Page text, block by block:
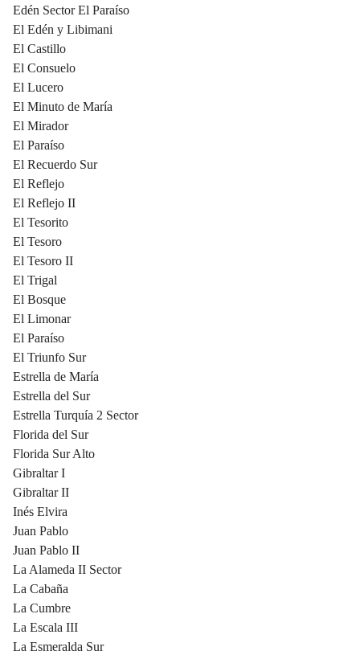
Edén Sector El Paraíso
El Edén y Libimani
El Castillo
El Consuelo
El Lucero
El Minuto de María
El Mirador
El Paraíso
El Recuerdo Sur
El Reflejo
El Reflejo II
El Tesorito
El Tesoro
El Tesoro II
El Trigal
El Bosque
El Limonar
El Paraíso
El Triunfo Sur
Estrella de María
Estrella del Sur
Estrella Turquía 2 Sector
Florida del Sur
Florida Sur Alto
Gibraltar I
Gibraltar II
Inés Elvira
Juan Pablo
Juan Pablo II
La Alameda II Sector
La Cabaña
La Cumbre
La Escala III
La Esmeralda Sur